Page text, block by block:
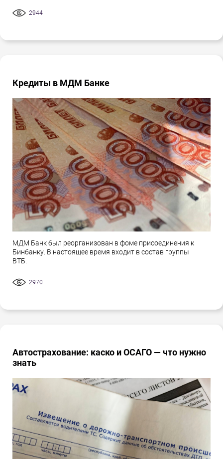
2944
Кредиты в МДМ Банке
МДМ Банк был реорганизован в фоме присоединения к
Бинбанку. В настоящее время входит в состав группы
ВТБ.
2970
Автострахование: каско и ОСАГО — что нужно
знать